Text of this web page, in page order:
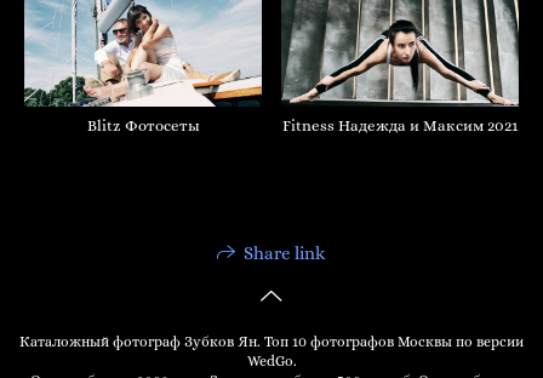
Blitz Фотосеты Fitness Надежда и Максим 2021
Share link
Каталожный фотограф Зубков Ян. Топ 10 фотографов Москвы по версии
WedGo.